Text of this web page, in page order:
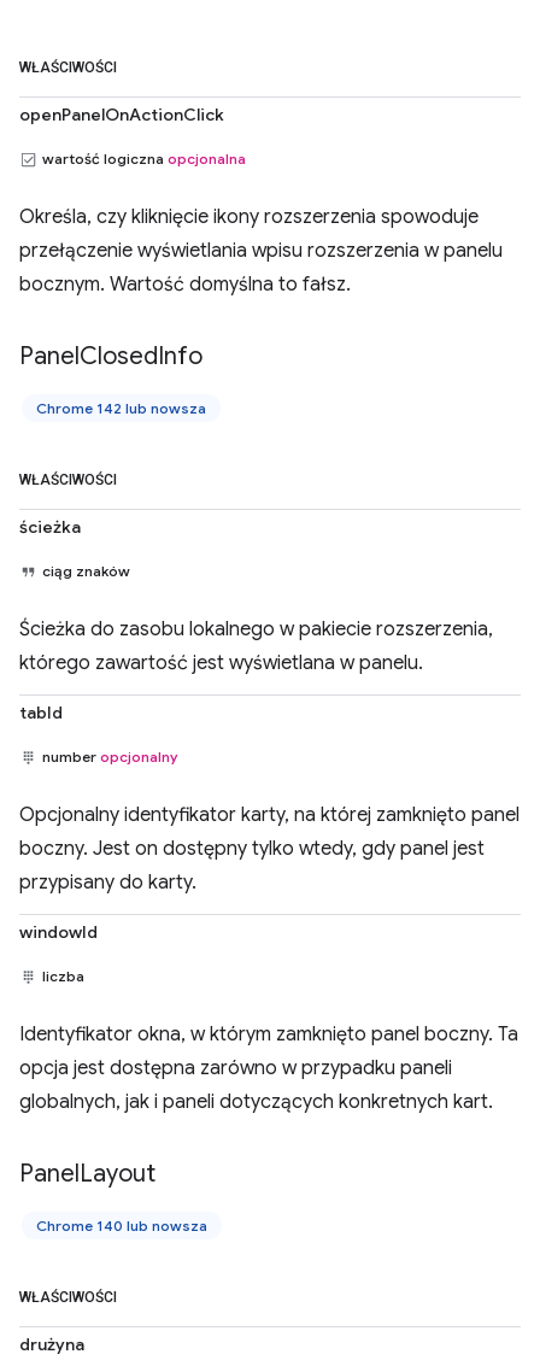
WŁAŚCIWOŚCI
openPanelOnActionClick
wartość logiczna opcjonalna
Określa, czy kliknięcie ikony rozszerzenia spowoduje
przełączenie wyświetlania wpisu rozszerzenia w panelu
bocznym. Wartość domyślna to fałsz.
PanelClosedInfo
Chrome 142 lub nowsza
WŁAŚCIWOŚCI
ścieżka
ciąg znaków
Ścieżka do zasobu lokalnego w pakiecie rozszerzenia,
którego zawartość jest wyświetlana w panelu.
tabId
number opcjonalny
Opcjonalny identyfikator karty, na której zamknięto panel
boczny. Jest on dostępny tylko wtedy, gdy panel jest
przypisany do karty.
windowId
liczba
Identyfikator okna, w którym zamknięto panel boczny. Ta
opcja jest dostępna zarówno w przypadku paneli
globalnych, jak i paneli dotyczących konkretnych kart.
PanelLayout
Chrome 140 lub nowsza
WŁAŚCIWOŚCI
drużyna